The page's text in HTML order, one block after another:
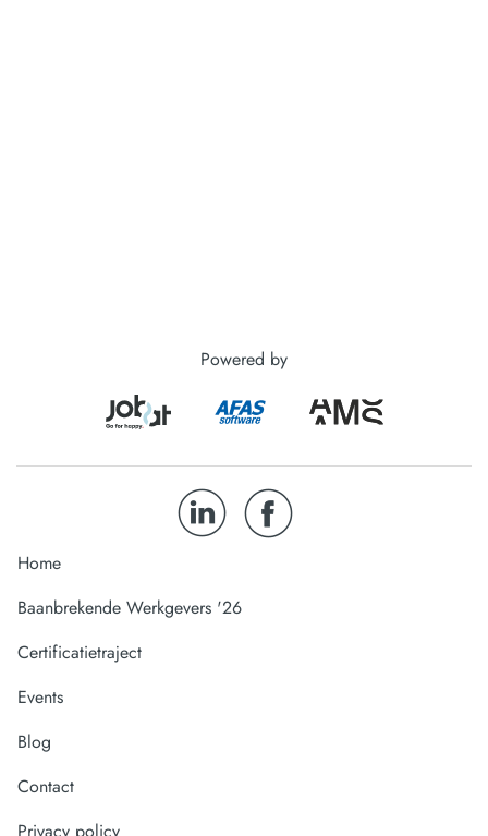
Powered by
Home
Baanbrekende Werkgevers '26
Certificatietraject
Events
Blog
Contact